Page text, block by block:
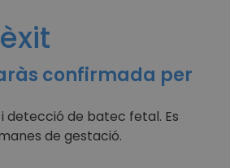
confirmada per
detecció de batec fetal. Es
de gestació.